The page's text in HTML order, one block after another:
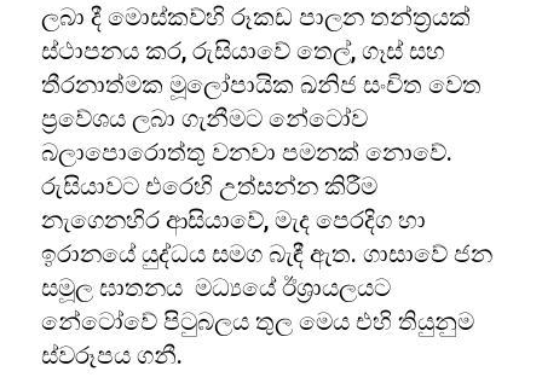
ලබා දී මොස්කව්හි රූකඩ පාලන තන්ත්‍රයක්
ස්ථාපනය කර, රුසියාවේ තෙල්, ගෑස් සහ
තීරනාත්මක මූලෝපායික ඛනිජ සංචිත වෙත
ප්‍රවේශය ලබා ගැනීමට නේටෝව
බලාපොරොත්තු වනවා පමනක් නොවේ.
රුසියාවට එරෙහි උත්සන්න කිරීම
නැගෙනහිර ආසියාවේ, මැද පෙරදිග හා
ඉරානයේ යුද්ධය සමග බැඳී ඇත. ගාසාවේ ජන
සමූල ඝාතනය මධ්‍යයේ ඊශ්‍රායලයට
නේටෝවේ පිටුබලය තුල මෙය එහි තියුනුම
ස්වරූපය ගනී.